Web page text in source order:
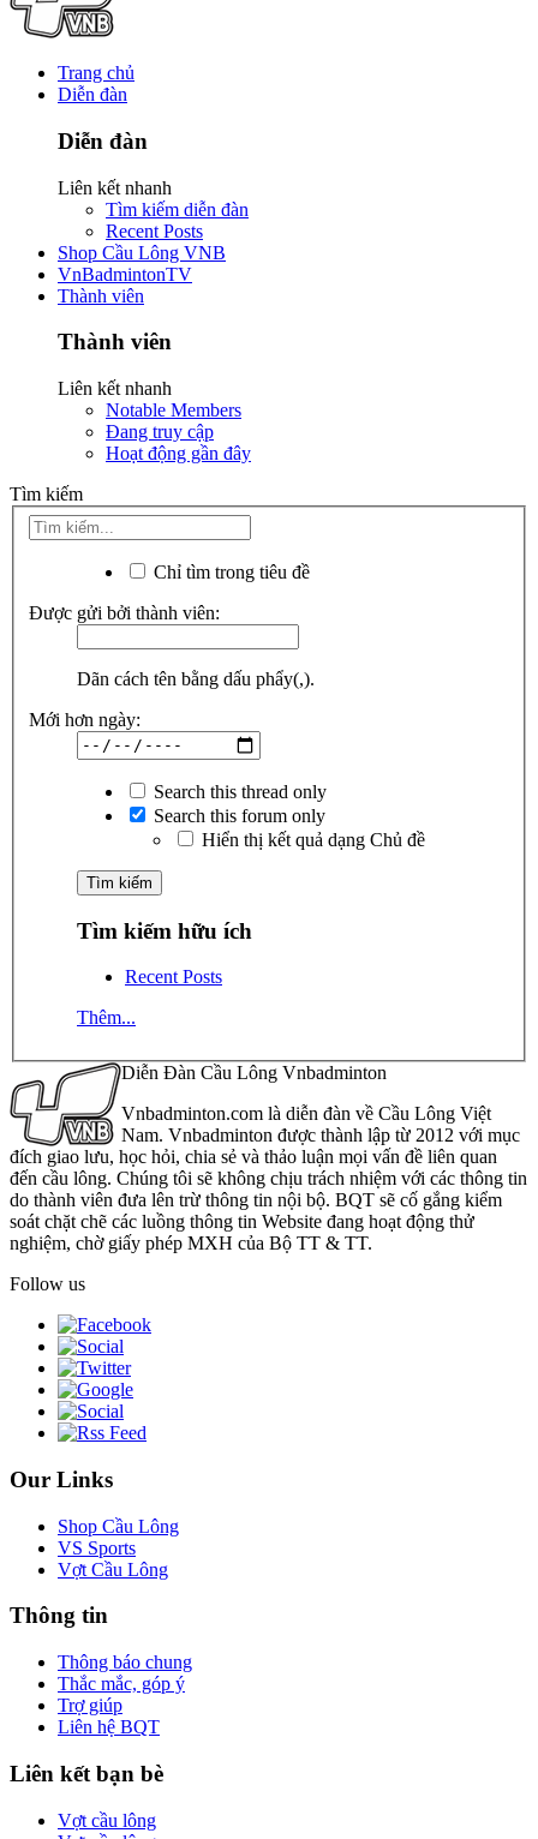
Trang chủ
Diễn đàn
Diễn đàn
Liên kết nhanh
Tìm kiếm diễn đàn
Recent Posts
Shop Cầu Lông VNB
VnBadmintonTV
Thành viên
Thành viên
Liên kết nhanh
Notable Members
Đang truy cập
Hoạt động gần đây
Tìm kiếm
Chỉ tìm trong tiêu đề
Được gửi bởi thành viên:
Dãn cách tên bằng dấu phẩy(,).
Mới hơn ngày:
Search this thread only
Search this forum only
Hiển thị kết quả dạng Chủ đề
Tìm kiếm hữu ích
Recent Posts
Thêm...
Diễn Đàn Cầu Lông Vnbadminton
Vnbadminton.com là diễn đàn về Cầu Lông Việt
Nam. Vnbadminton được thành lập từ 2012 với mục
đích giao lưu, học hỏi, chia sẻ và thảo luận mọi vấn đề liên quan
đến cầu lông. Chúng tôi sẽ không chịu trách nhiệm với các thông tin
do thành viên đưa lên trừ thông tin nội bộ. BQT sẽ cố gắng kiểm
soát chặt chẽ các luồng thông tin Website đang hoạt động thử
nghiệm, chờ giấy phép MXH của Bộ TT & TT.
Follow us
Our Links
Shop Cầu Lông
VS Sports
Vợt Cầu Lông
Thông tin
Thông báo chung
Thắc mắc, góp ý
Trợ giúp
Liên hệ BQT
Liên kết bạn bè
Vợt cầu lông